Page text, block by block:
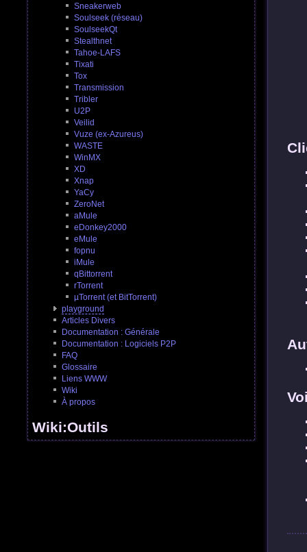
Sneakerweb
Soulseek (réseau)
SoulseekQt
Stealthnet
Tahoe-LAFS
Tixati
Tox
Transmission
Tribler
U2P
Veilid
Vuze (ex-Azureus)
WASTE
WinMX
XD
Xnap
YaCy
ZeroNet
aMule
eDonkey2000
eMule
fopnu
iMule
qBittorrent
rTorrent
µTorrent (et BitTorrent)
playground
Articles Divers
Documentation : Générale
Documentation : Logiciels P2P
FAQ
Glossaire
Liens WWW
Wiki
À propos
Wiki:Outils